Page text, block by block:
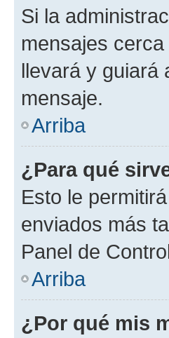
Si la
mensajes
llevará y guiará
mensaje.
Arriba
¿Para qué
Esto le
enviados más
Panel de
Arriba
¿Por qué mis